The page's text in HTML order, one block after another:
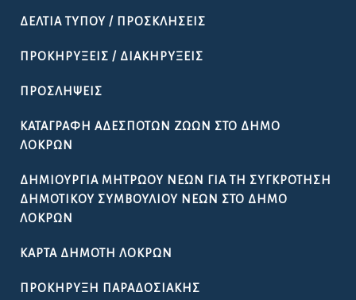
ΔΕΛΤΊΑ ΤΎΠΟΥ / ΠΡΟΣΚΛΉΣΕΙΣ
ΠΡΟΚΗΡΎΞΕΙΣ / ΔΙΑΚΗΡΎΞΕΙΣ
ΠΡΟΣΛΉΨΕΙΣ
ΚΑΤΑΓΡΑΦΉ ΑΔΈΣΠΟΤΩΝ ΖΏΩΝ ΣΤΟ ΔΉΜΟ
ΛΟΚΡΏΝ
ΔΗΜΙΟΥΡΓΊΑ ΜΗΤΡΏΟΥ ΝΈΩΝ ΓΙΑ ΤΗ ΣΥΓΚΡΌΤΗΣΗ
ΔΗΜΟΤΙΚΟΎ ΣΥΜΒΟΥΛΊΟΥ ΝΈΩΝ ΣΤΟ ΔΉΜΟ
ΛΟΚΡΏΝ
ΚΆΡΤΑ ΔΗΜΌΤΗ ΛΟΚΡΏΝ
ΠΡΟΚΉΡΥΞΗ ΠΑΡΑΔΟΣΙΑΚΉΣ